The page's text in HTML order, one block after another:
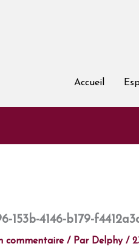
Accueil
153b-4146-b179-
commentaire / Par Delphy /